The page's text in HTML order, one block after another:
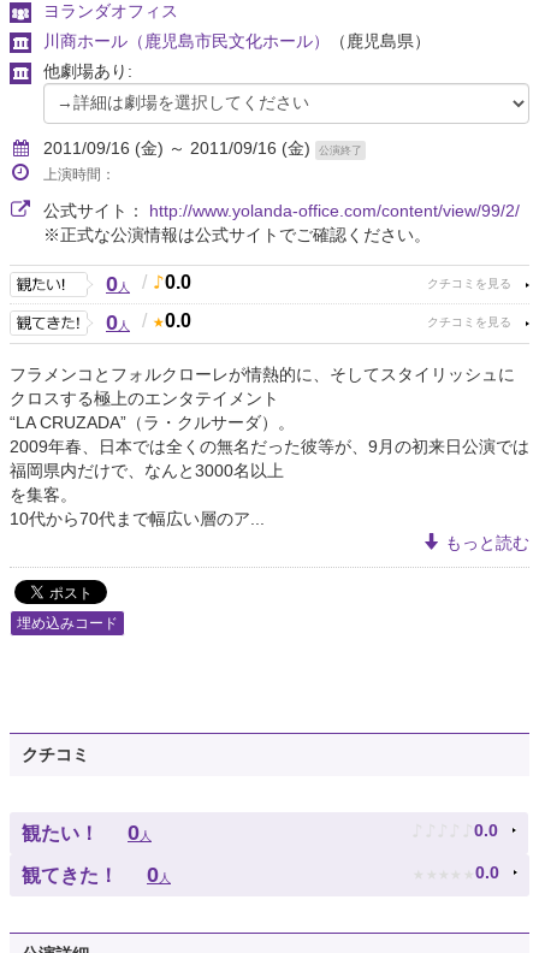
ヨランダオフィス
川商ホール（鹿児島市民文化ホール）
（鹿児島県）
他劇場あり:
2011/09/16 (金) ～ 2011/09/16 (金) 公演終了
上演時間：
公式サイト： http://www.yolanda-office.com/content/view/99/2/
※正式な公演情報は公式サイトでご確認ください。
0人 / 0.0
0人 / 0.0
フラメンコとフォルクローレが情熱的に、そしてスタイリッシュに
クロスする極上のエンタテイメント
“LA CRUZADA”（ラ・クルサーダ）。
2009年春、日本では全くの無名だった彼等が、9月の初来日公演では
福岡県内だけで、なんと3000名以上
を集客。
10代から70代まで幅広い層のア...
もっと読む
埋め込みコード
クチコミ
観たい！ 0人 ♪ ♪ ♪ ♪ ♪ 0.0
観てきた！ 0人 ★ ★ ★ ★ ★ 0.0